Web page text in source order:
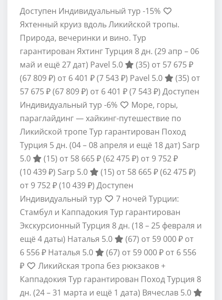
Доступен Индивидуальный тур -15%
Яхтенный круиз вдоль Ликийской тропы.
Природа, вечеринки и вино. Тур
гарантирован Яхтинг Турция 8 дн. (29 апр – 06
май и ещё 27 дат) Pavel 5.0 (35) от 57 675 ₽
(67 809 ₽) от 6 401 ₽(7 543 ₽) Pavel 5.0 (35) от
57 675 ₽(67 809 ₽) от 6 401 ₽(7 543 ₽) Доступен
Индивидуальный тур -6%
Море, горы,
параглайдинг — хайкинг-путешествие по
Ликийской тропе Тур гарантирован Поход
Турция 5 дн. (04 – 08 апреля и ещё 18 дат) Sarp
5.0
(15) от 58 665 ₽(62 475 ₽) от 9 752 ₽
(10 439 ₽) Sarp 5.0 (15) от 58 665 ₽(62 475 ₽)
от 9 752 ₽(10 439 ₽) Доступен
Индивидуальный тур
7 ночей Турции:
Стамбул и Каппадокия Тур гарантирован
Экскурсионный Турция 8 дн. (18 – 25 февраля и
ещё 4 даты) Наталья 5.0 (67) от 59 000 ₽ от
6 556 ₽ Наталья 5.0 (67) от 59 000 ₽ от 6 556
₽
Ликийская тропа без рюкзаков +
Каппадокия Тур гарантирован Поход Турция 8
дн. (24 – 31 марта и ещё 1 дата) Вячеслав 5.0